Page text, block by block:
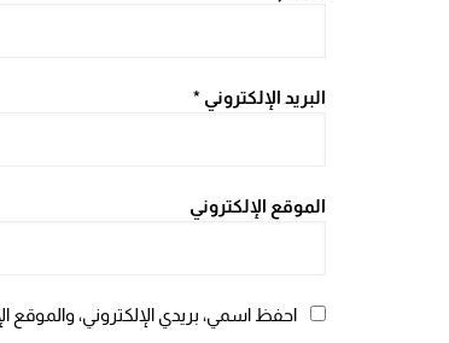
البريد الإلكتروني *
الموقع الإلكتروني
احفظ اسمي، بريدي الإلكتروني، والموقع